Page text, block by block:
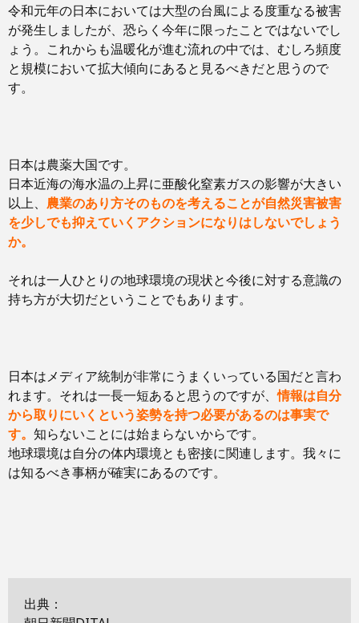
令和元年の日本においては大型の台風による度重なる被害
が発生しましたが、恐らく今年に限ったことではないでし
ょう。これからも温暖化が進む流れの中では、むしろ頻度
と規模において拡大傾向にあると見るべきだと思うので
す。
日本は農薬大国です。
日本近海の海水温の上昇に亜酸化窒素ガスの影響が大きい
以上、 農業のあり方そのものを考えることが自然災害被害
を少しでも抑えていくアクションになりはしないでしょう
か。
それは一人ひとりの地球環境の現状と今後に対する意識の
持ち方が大切だということでもあります。
日本はメディア統制が非常にうまくいっている国だと言わ
れます。それは一長一短あると思うのですが、情報は自分
から取りにいくという姿勢を持つ必要があるのは事実で
す。 知らないことには始まらないからです。
地球環境は自分の体内環境とも密接に関連します。我々に
は知るべき事柄が確実にあるのです。
出典：